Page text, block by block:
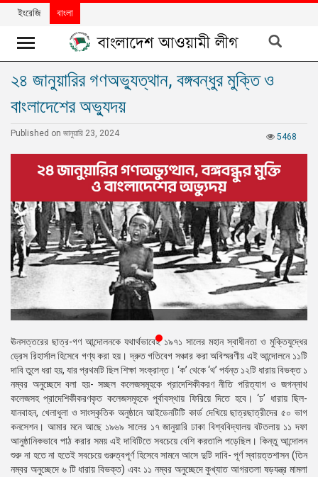
খবর
দলের
বিশেষ
প্রতিবেদন
মতামত
উন্নয়নের
বাংলাদেশ
নিউজলেটার
প্রেস
রিলিজ
প্রকাশনা
বিএনপি-
জামায়াত
ইংরেজি বাংলা
২৪ জানুয়ারির গণঅভ্যুত্থান, বঙ্গবন্ধুর মুক্তি ও
বাংলাদেশের অভ্যুদয়
5468
Published on জানুয়ারি 23, 2024
ঊনসত্তরের ছাত্র-গণ আন্দোলনকে যথার্থভাবেই ১৯৭১ সালের মহান স্বাধীনতা ও মুক্তিযুদ্ধের
ড্রেস রিহার্সাল হিসেবে গণ্য করা হয়। দ্রুত গতিবেগ সঞ্চার করা অবিস্মরণীয় এই আন্দোলনে ১১টি
দাবি তুলে ধরা হয়, যার প্রথমটি ছিল শিক্ষা সংক্রান্ত। ‘ক’ থেকে ‘থ’ পর্যন্ত ১২টি ধারায় বিভক্ত ১
নম্বর অনুচ্ছেদে বলা হয়- সচ্ছল কলেজসমূহকে প্রাদেশিকীকরণ নীতি পরিত্যাগ ও জগন্নাথ
কলেজসহ প্রাদেশিকীকরণকৃত কলেজসমূহকে পূর্বাবস্থায় ফিরিয়ে দিতে হবে। ‘ঢ’ ধারায় ছিল-
যানবাহন, খেলাধুলা ও সাংস্কৃতিক অনুষ্ঠানে আইডেনটিটি কার্ড দেখিয়ে ছাত্রছাত্রীদের ৫০ ভাগ
কনসেশন। আমার মনে আছে ১৯৬৯ সালের ১৭ জানুয়ারি ঢাকা বিশ্ববিদ্যালয় বটতলায় ১১ দফা
আনুষ্ঠানিকভাবে পাঠ করার সময় এই দাবিটিতে সবচেয়ে বেশি করতালি পড়েছিল। কিন্তু আন্দোলন
শুরু না হতে না হতেই সবচেয়ে গুরুত্বপূর্ণ হিসেবে সামনে আসে দুটি দাবি- পূর্ণ স্বায়ত্তশাসন (তিন
নম্বর অনুচ্ছেদে ৬ টি ধারায় বিভক্ত) এবং ১১ নম্বর অনুচ্ছেদে কুখ্যাত আগরতলা ষড়যন্ত্র মামলা